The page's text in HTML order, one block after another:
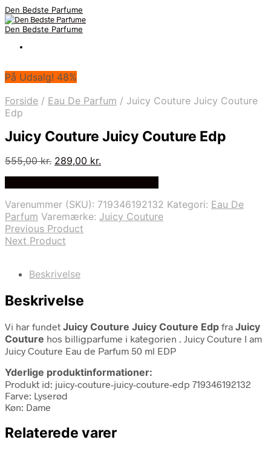
Den Bedste Parfume
Den Bedste Parfume
På Udsalg! 48%
Forside / Eau De Parfum / Juicy Couture Juicy Couture
Edp
Juicy Couture Juicy Couture Edp
555,00kr. Den
555,00 kr..
289,00 kr.
289,00 kr..
Varenummer (SKU): 719346192132 Kategori: Eau De
Parfum Varemærke: Juicy Couture
Previous Product
Next Product
Beskrivelse
Beskrivelse
Vi har fundet Juicy Couture Juicy Couture Edp fra Juicy
Couture hos billigparfume i kategorien . Juicy Couture I am
Juicy Couture Eau de Parfum 50 ml EDP
Yderlige produktinformationer:
Produkt id: juicy-couture-juicy-couture-edp 719346192132
Farve: Lyserød
Køn: Dame
Relaterede varer